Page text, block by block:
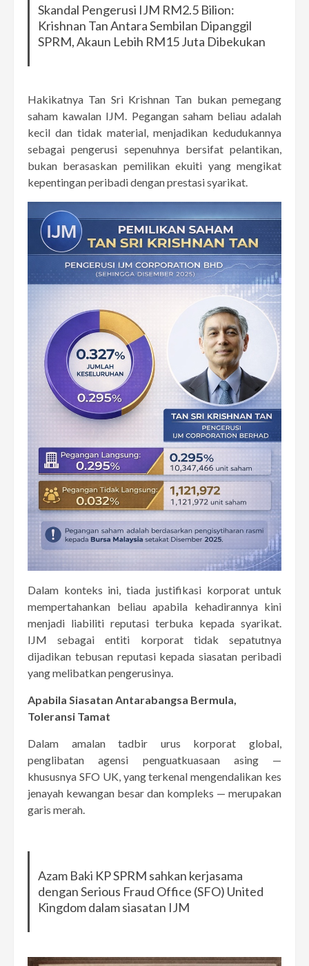
Skandal Pengerusi IJM RM2.5 Bilion:
Krishnan Tan Antara Sembilan Dipanggil
SPRM, Akaun Lebih RM15 Juta Dibekukan
Hakikatnya Tan Sri Krishnan Tan bukan pemegang
saham kawalan IJM. Pegangan saham beliau adalah
kecil dan tidak material, menjadikan kedudukannya
sebagai pengerusi sepenuhnya bersifat pelantikan,
bukan berasaskan pemilikan ekuiti yang mengikat
kepentingan peribadi dengan prestasi syarikat.
Dalam konteks ini, tiada justifikasi korporat untuk
mempertahankan beliau apabila kehadirannya kini
menjadi liabiliti reputasi terbuka kepada syarikat.
IJM sebagai entiti korporat tidak sepatutnya
dijadikan tebusan reputasi kepada siasatan peribadi
yang melibatkan pengerusinya.
Apabila Siasatan Antarabangsa Bermula,
Toleransi Tamat
Dalam amalan tadbir urus korporat global,
penglibatan agensi penguatkuasaan asing —
khususnya SFO UK, yang terkenal mengendalikan kes
jenayah kewangan besar dan kompleks — merupakan
garis merah.
Azam Baki KP SPRM sahkan kerjasama
dengan Serious Fraud Office (SFO) United
Kingdom dalam siasatan IJM